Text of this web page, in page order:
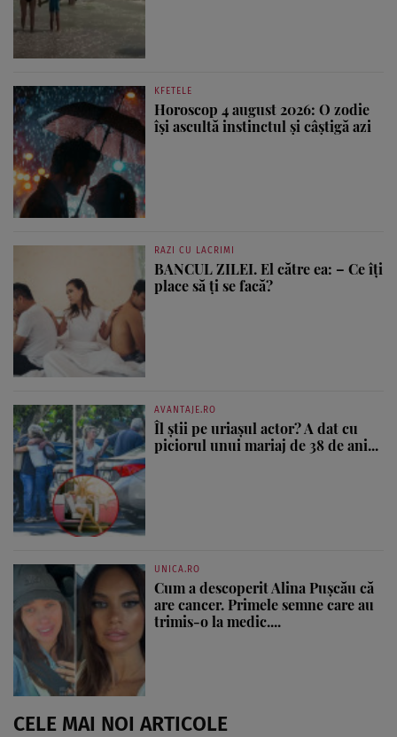
KFETELE
Horoscop 4 august 2026: O zodie
își ascultă instinctul și câștigă azi
RAZI CU LACRIMI
BANCUL ZILEI. El către ea: – Ce îți
place să ți se facă?
AVANTAJE.RO
Îl știi pe uriașul actor? A dat cu
piciorul unui mariaj de 38 de ani...
UNICA.RO
Cum a descoperit Alina Pușcău că
are cancer. Primele semne care au
trimis-o la medic....
CELE MAI NOI ARTICOLE